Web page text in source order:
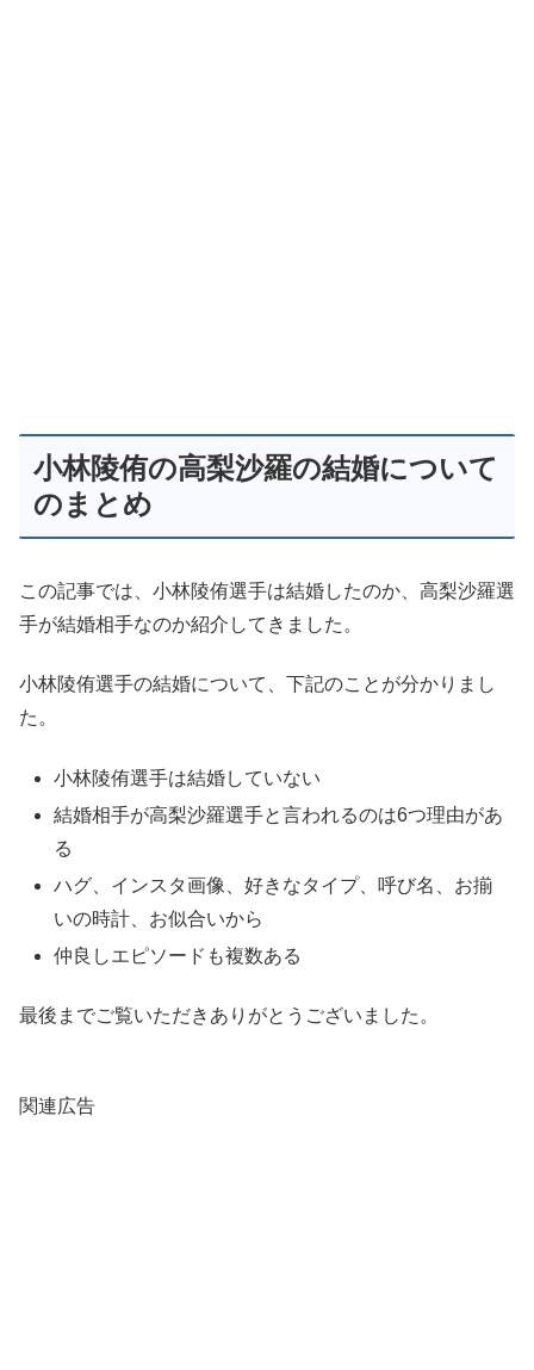
小林陵侑の高梨沙羅の結婚について
のまとめ
この記事では、小林陵侑選手は結婚したのか、高梨沙羅選
手が結婚相手なのか紹介してきました。
小林陵侑選手の結婚について、下記のことが分かりまし
た。
小林陵侑選手は結婚していない
結婚相手が高梨沙羅選手と言われるのは6つ理由があ
る
ハグ、インスタ画像、好きなタイプ、呼び名、お揃
いの時計、お似合いから
仲良しエピソードも複数ある
最後までご覧いただきありがとうございました。
関連広告